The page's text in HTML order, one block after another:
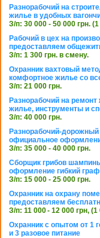
Разнорабочий на
жилье в удобных
З/п: 30 000 - 50 000 грн.
Рабочий в цех на
предоставляем
З/п: 1 300 грн. в смену.
Охранник вахтовый
комфортное жилье со
З/п: 21 000 грн.
Разнорабочий на
жилье, инструменты и
З/п: 40 000 грн.
Разнорабочий-
официальное
З/п: 35 000 - 40 000 грн.
Сборщик грибов
оформление гибкий
З/п: 15 000 - 25 000 грн.
Охранник на охрану
предоставляем
З/п: 11 000 - 12 000 грн, (1
Охранник с опытом от 1
и 3 разовое питание